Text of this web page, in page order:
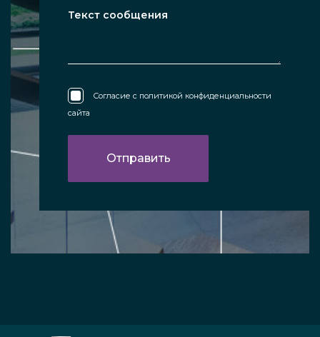
Согласие с политикой конфиденциальности
сайта